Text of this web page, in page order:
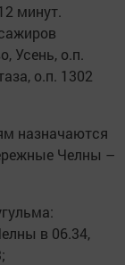
минут.
Усень, о.п.
о.п. 1302
назначаются
Челны –
в 06.34,